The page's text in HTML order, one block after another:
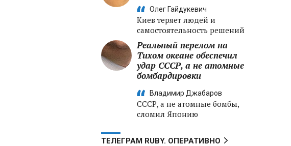
Олег Гайдукевич
Киев теряет людей и
самостоятельность решений
Реальный перелом на
Тихом океане обеспечил
удар СССР, а не атомные
бомбардировки
Владимир Джабаров
СССР, а не атомные бомбы,
сломил Японию
ТЕЛЕГРАМ RUBY. ОПЕРАТИВНО